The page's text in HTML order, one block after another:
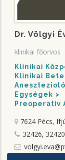
Dr. Völgyi
klinikai főorvos
Klinikai
Klinikai
Egységek
Preoperatív
7624 Pécs,
32426, 32420